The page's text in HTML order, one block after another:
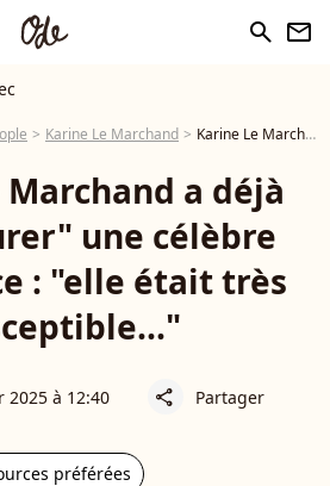
search newsletter
Karine Le Marchand Karine Le Marchand a déjà "fait pleurer" une célèbre animatrice : "elle était très susceptible..."
a déjà
une célèbre
: "elle était très
2025 à 12:40 share Partager
préférées